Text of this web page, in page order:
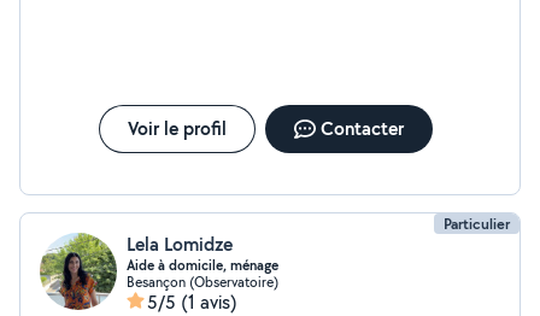
Voir le profil Contacter
Particulier
Lela Lomidze
Aide à domicile, ménage
Besançon (Observatoire)
5/5 (1 avis)